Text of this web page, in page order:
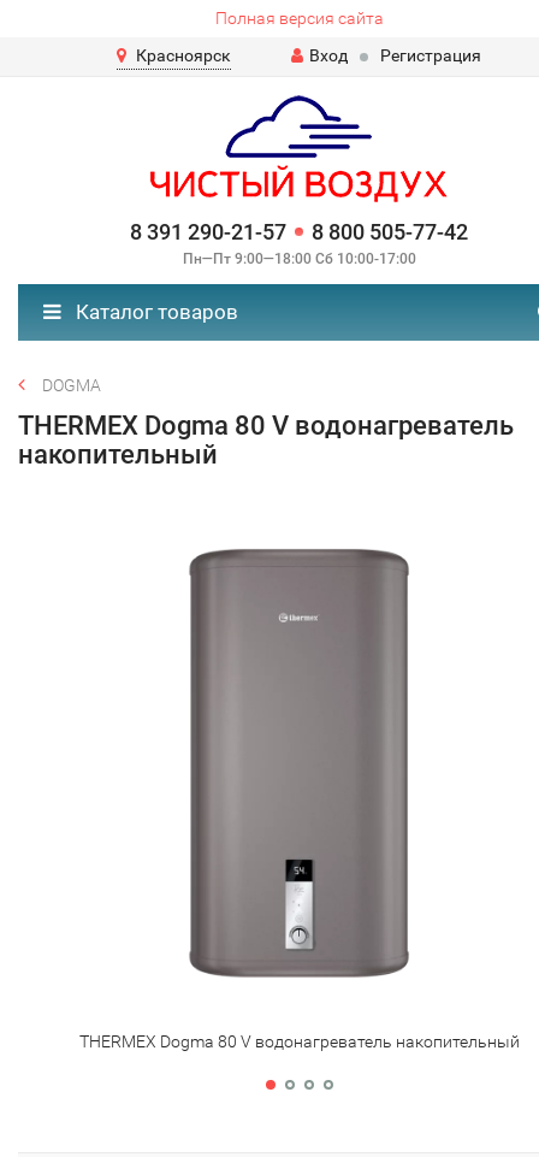
Полная версия сайта
Красноярск
Вход Регистрация
8 391 290-21-57 8 800 505-77-42
Пн—Пт 9:00—18:00 Сб 10:00-17:00
Каталог товаров
DOGMA
THERMEX Dogma 80 V водонагреватель
накопительный
THERMEX Dogma 80 V водонагреватель накопительный